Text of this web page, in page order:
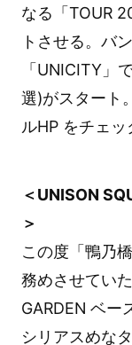
なる「TOUR
トさせる。バ
「UNICITY」
選)がスタート
ルHP をチェッ
＜UNISON
＞
この度「鴨乃
務めさせてい
GARDEN ベー
シリアスめな